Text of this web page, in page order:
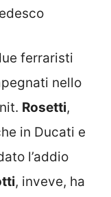
ferraristi
nello
Rosetti,
in Ducati e
l’addio
, inveve, ha